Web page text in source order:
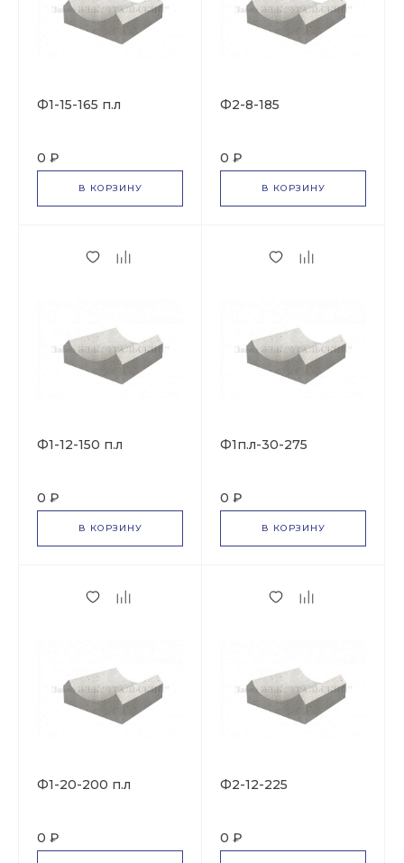
Ф1-15-165 п.л
0 ₽
В КОРЗИНУ
Ф2-8-185
0 ₽
В КОРЗИНУ
Ф1-12-150 п.л
0 ₽
В КОРЗИНУ
Ф1п.л-30-275
0 ₽
В КОРЗИНУ
Ф1-20-200 п.л
0 ₽
Ф2-12-225
0 ₽